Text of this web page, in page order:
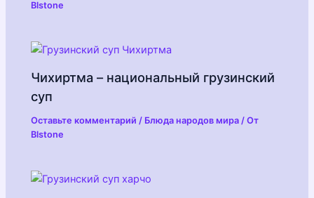
Blstone
Чихиртма – национальный грузинский
суп
Оставьте комментарий / Блюда народов мира / От
Blstone